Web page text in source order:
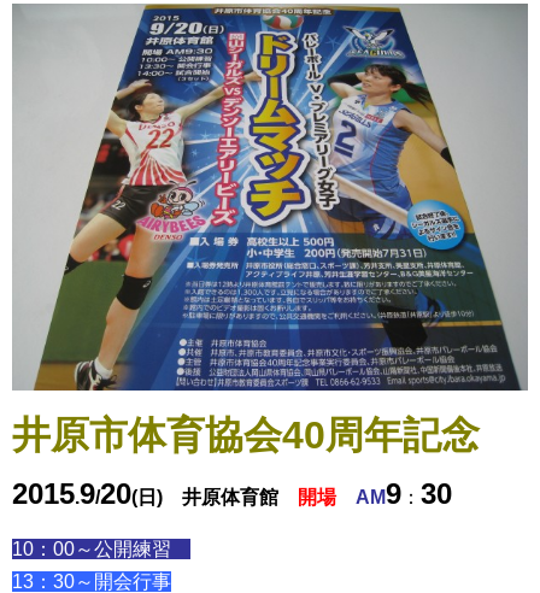
井原市体育協会40周年記念
2015.9/20(日) 井原体育館 開場 AM9 ： 30
10：00～公開練習
13：30～開会行事